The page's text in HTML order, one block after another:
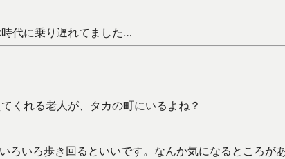
代に乗り遅れてました…
くれる老人が、タカの町にいるよね？
いろ歩き回るといいです。なんか気になるところがあ